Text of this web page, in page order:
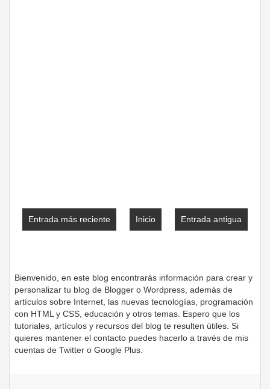
Entrada más reciente Entrada antigua
Inicio
Bienvenido, en este blog encontrarás información para crear y
personalizar tu blog de Blogger o Wordpress, además de
artículos sobre Internet, las nuevas tecnologías, programación
con HTML y CSS, educación y otros temas. Espero que los
tutoriales, artículos y recursos del blog te resulten útiles. Si
quieres mantener el contacto puedes hacerlo a través de mis
cuentas de Twitter o Google Plus.